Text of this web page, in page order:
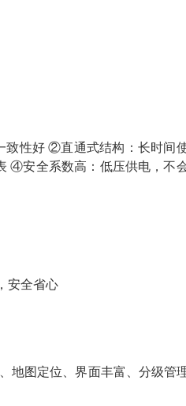
致性好 ②直通式结构：长时间
④安全系数高：低压供电，不
安全省心
地图定位、界面丰富、分级管